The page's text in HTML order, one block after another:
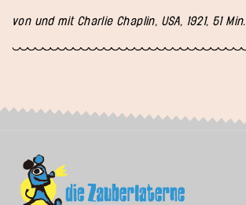
von und mit Charlie Chaplin, USA, 1921, 51 Min.